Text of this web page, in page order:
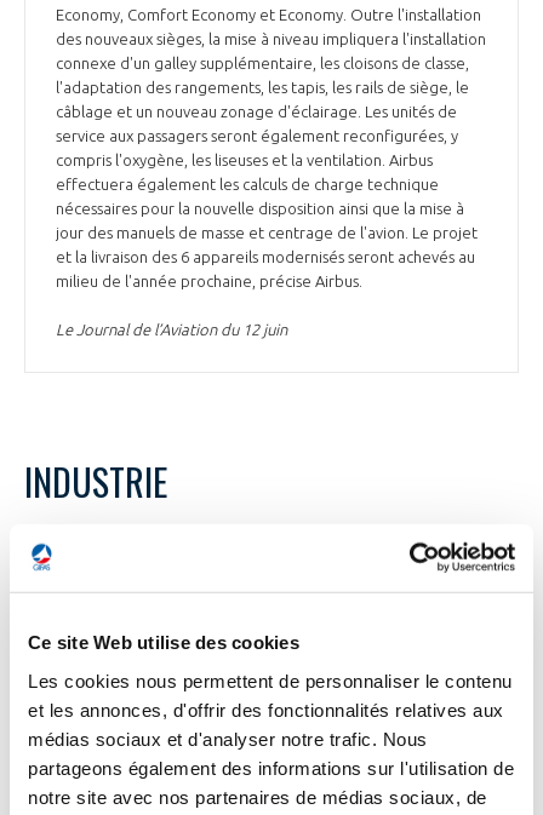
Ce site Web utilise des cookies
Les cookies nous permettent de personnaliser le contenu
et les annonces, d'offrir des fonctionnalités relatives aux
médias sociaux et d'analyser notre trafic. Nous
partageons également des informations sur l'utilisation de
notre site avec nos partenaires de médias sociaux, de
Economy, Comfort Economy et Economy. Outre l'installation
des nouveaux sièges, la mise à niveau impliquera l'installation
connexe d'un galley supplémentaire, les cloisons de classe,
l'adaptation des rangements, les tapis, les rails de siège, le
câblage et un nouveau zonage d'éclairage. Les unités de
service aux passagers seront également reconfigurées, y
compris l'oxygène, les liseuses et la ventilation. Airbus
effectuera également les calculs de charge technique
nécessaires pour la nouvelle disposition ainsi que la mise à
jour des manuels de masse et centrage de l'avion. Le projet
et la livraison des 6 appareils modernisés seront achevés au
milieu de l'année prochaine, précise Airbus.
Le Journal de l’Aviation du 12 juin
INDUSTRIE
recapitalisation
Handicapé par un manque de diversification dans les
aérostructures, l'équipementier Latécoère, qui affronte une
mauvaise passe financière avec une dette de près de 300
financière. Elle passera d’abord par une augmentation de
capital, de la part de son actionnaire majoritaire, Searchlight